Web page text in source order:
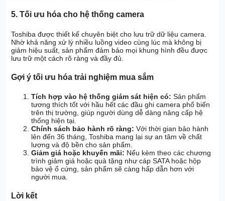
5. Tối ưu hóa cho hệ thống camera
Toshiba được thiết kế chuyên biệt cho lưu trữ dữ liệu camera.
Nhờ khả năng xử lý nhiều luồng video cùng lúc mà không bị
giảm hiệu suất, sản phẩm đảm bảo mọi khung hình đều được
lưu trữ một cách rõ ràng và đầy đủ.
Gợi ý tối ưu hóa trải nghiệm mua sắm
Tích hợp vào hệ thống giám sát hiện có: Sản phẩm
tương thích tốt với hầu hết các đầu ghi camera phổ biến
trên thị trường, giúp người dùng dễ dàng nâng cấp hệ
thống hiện tại.
Chính sách bảo hành rõ ràng: Với thời gian bảo hành
lên đến 36 tháng, Toshiba mang lại sự an tâm về chất
lượng và độ bền cho sản phẩm.
Giảm giá hoặc khuyến mãi: Nếu kèm theo các chương
trình giảm giá hoặc quà tặng như cáp SATA hoặc hộp
bảo vệ ổ cứng, sản phẩm sẽ càng hấp dẫn hơn với
người mua.
Lời kết